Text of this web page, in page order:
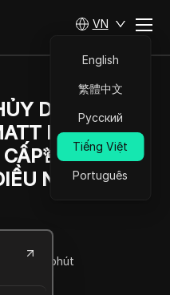
VN
English
繁體中文
Русский
Tiếng Việt
Português
DIỆT BỞI
FURIE? ÔI
HÃY SẴN
NÀY...
giây phút